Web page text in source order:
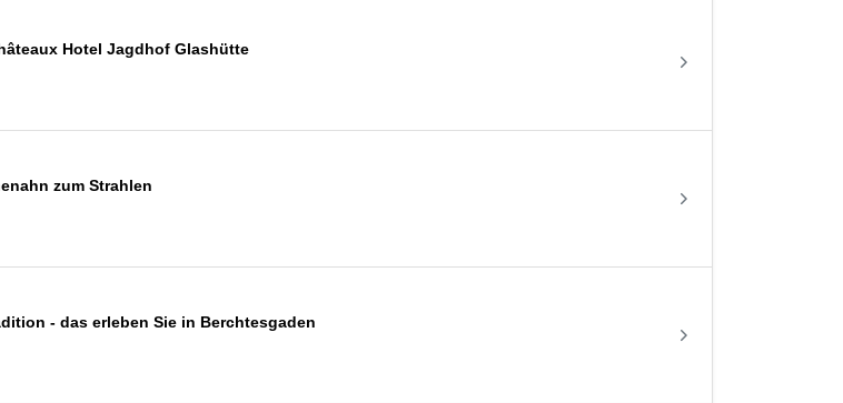
Hotel Jagdhof Glashütte
zum Strahlen
- das erleben Sie in Berchtesgaden